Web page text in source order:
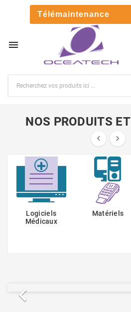

NOS PRODUITS
 
Logiciels
Médicaux
Matériels
Précédent
Télémaintenance